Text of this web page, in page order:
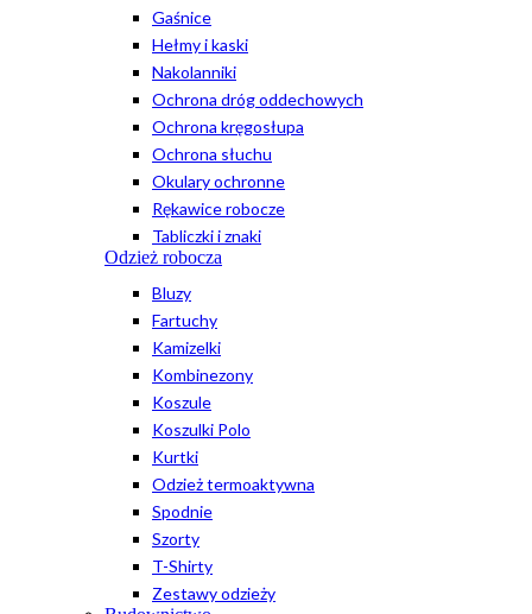
Gaśnice
Hełmy i kaski
Nakolanniki
Ochrona dróg oddechowych
Ochrona kręgosłupa
Ochrona słuchu
Okulary ochronne
Rękawice robocze
Tabliczki i znaki
Odzież robocza
Bluzy
Fartuchy
Kamizelki
Kombinezony
Koszule
Koszulki Polo
Kurtki
Odzież termoaktywna
Spodnie
Szorty
T-Shirty
Zestawy odzieży